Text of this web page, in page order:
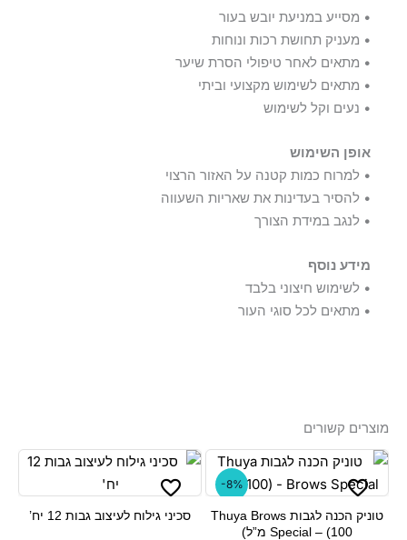
• מסייע במניעת יובש בעור
• מעניק תחושת רכות ונוחות
• מתאים לאחר טיפולי הסרת שיער
• מתאים לשימוש מקצועי וביתי
• נעים וקל לשימוש
אופן השימוש
• למרוח כמות קטנה על האזור הרצוי
• להסיר בעדינות את שאריות השעווה
• לנגב במידת הצורך
מידע נוסף
• לשימוש חיצוני בלבד
• מתאים לכל סוגי העור
מוצרים קשורים
-8%
טוניק הכנה לגבות Thuya Brows
Special – (100 מ”ל)
סכיני גילוח לעיצוב גבות 12 יח’